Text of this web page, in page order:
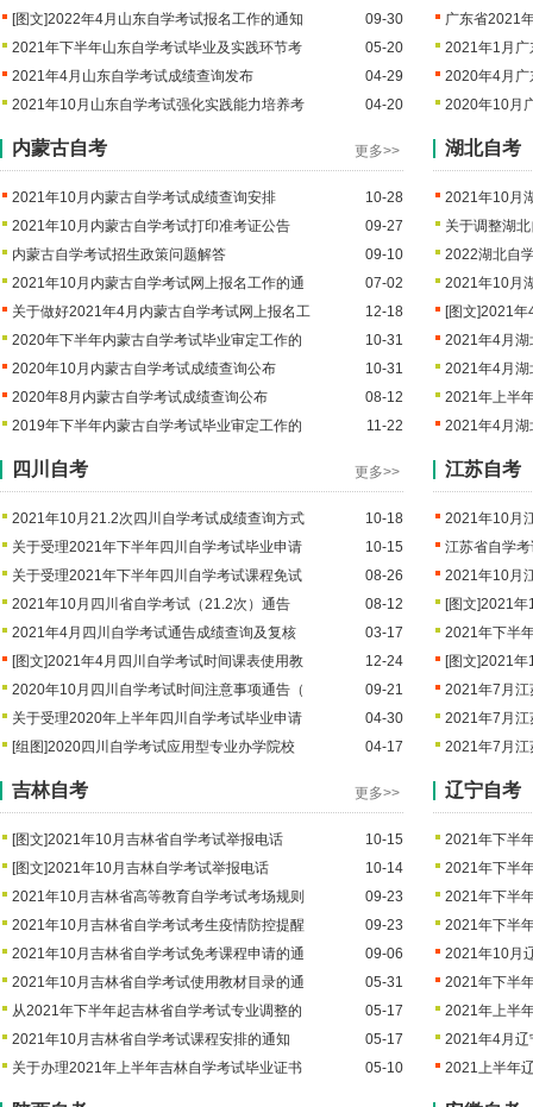
[图文]2022年4月山东自学考试报名工作的通知
09-30
2021年下半年山东自学考试毕业及实践环节考
05-20
2021年4月山东自学考试成绩查询发布
04-29
2021年10月山东自学考试强化实践能力培养考
04-20
广东省2021
2021年1月广
2020年4月广
2020年10月
内蒙古自考 更多>>
2021年10月内蒙古自学考试成绩查询安排
10-28
2021年10月内蒙古自学考试打印准考证公告
09-27
内蒙古自学考试招生政策问题解答
09-10
2021年10月内蒙古自学考试网上报名工作的通
07-02
关于做好2021年4月内蒙古自学考试网上报名工
12-18
2020年下半年内蒙古自学考试毕业审定工作的
10-31
2020年10月内蒙古自学考试成绩查询公布
10-31
2020年8月内蒙古自学考试成绩查询公布
08-12
2019年下半年内蒙古自学考试毕业审定工作的
11-22
湖北自考
2021年10月
关于调整湖
2022湖北自
2021年10月
[图文]2021年
2021年4月湖
2021年4月湖
2021年上半
2021年4月湖
四川自考 更多>>
2021年10月21.2次四川自学考试成绩查询方式
10-18
关于受理2021年下半年四川自学考试毕业申请
10-15
关于受理2021年下半年四川自学考试课程免试
08-26
2021年10月四川省自学考试（21.2次）通告
08-12
2021年4月四川自学考试通告成绩查询及复核
03-17
[图文]2021年4月四川自学考试时间课表使用教
12-24
2020年10月四川自学考试时间注意事项通告（
09-21
关于受理2020年上半年四川自学考试毕业申请
04-30
[组图]2020四川自学考试应用型专业办学院校 04-17
江苏自考
2021年10月
江苏省自学
2021年10月
[图文]2021年
2021年下半
[图文]2021年
2021年7月江
2021年7月江
2021年7月江
吉林自考 更多>>
[图文]2021年10月吉林省自学考试举报电话
10-15
[图文]2021年10月吉林自学考试举报电话
10-14
2021年10月吉林省高等教育自学考试考场规则
09-23
2021年10月吉林省自学考试考生疫情防控提醒
09-23
2021年10月吉林省自学考试免考课程申请的通
09-06
2021年10月吉林省自学考试使用教材目录的通
05-31
从2021年下半年起吉林省自学考试专业调整的
05-17
2021年10月吉林省自学考试课程安排的通知
05-17
关于办理2021年上半年吉林自学考试毕业证书
05-10
辽宁自考
2021年下半
2021年下半
2021年下半
2021年下半
2021年10月
2021年下半
2021年上半
2021年4月辽
2021上半年